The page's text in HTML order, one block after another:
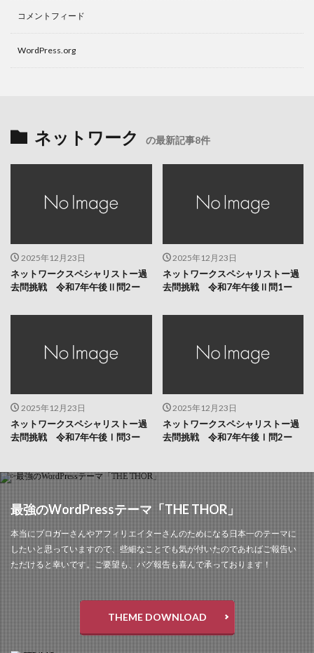
コメントフィード
WordPress.org
ネットワーク の最新記事8件
2025年12月23日
ネットワークスペシャリストー過
去問挑戦 令和7年午後Ⅱ問2ー
2025年12月23日
ネットワークスペシャリストー過
去問挑戦 令和7年午後Ⅱ問1ー
2025年12月23日
ネットワークスペシャリストー過
去問挑戦 令和7年午後Ⅰ問3ー
2025年12月23日
ネットワークスペシャリストー過
去問挑戦 令和7年午後Ⅰ問2ー
最強のWordPressテーマ「THE THOR」
本当にブロガーさんやアフィリエイターさんのためになる日本一のテーマに
したいと思っていますので、些細なことでも気が付いたのであればご報告い
ただけると幸いです。ご要望も、バグ報告も喜んで承っております！
THEME DOWNLOAD